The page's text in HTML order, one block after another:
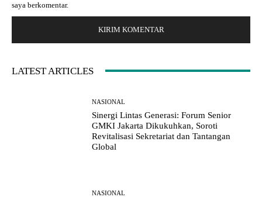
:
saya berkomentar.
LATEST ARTICLES
NASIONAL
Sinergi Lintas Generasi: Forum Senior
GMKI Jakarta Dikukuhkan, Soroti
Revitalisasi Sekretariat dan Tantangan
Global
NASIONAL